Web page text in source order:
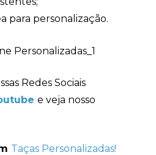
para personalização.
Redes Sociais
e veja nosso
Taças Personalizadas!